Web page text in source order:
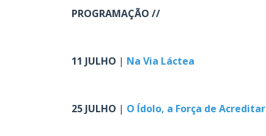
PROGRAMAÇÃO //
11 JULHO | Na Via Láctea
25 JULHO | O Ídolo, a Força de Acreditar